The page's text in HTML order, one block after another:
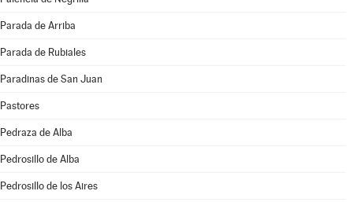
Parada de Arriba
Parada de Rubiales
Paradinas de San Juan
Pastores
Pedraza de Alba
Pedrosillo de Alba
Pedrosillo de los Aires